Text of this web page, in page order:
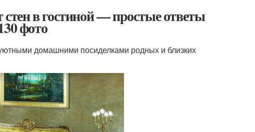
в гостиной — простые ответы
фото
домашними посиделками родных и близких